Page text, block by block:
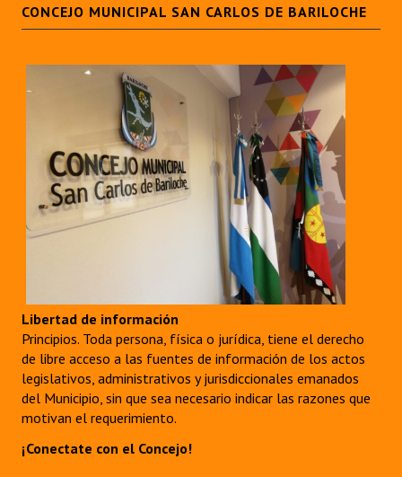
CONCEJO MUNICIPAL SAN CARLOS DE BARILOCHE
Libertad de información
Principios. Toda persona, física o jurídica, tiene el derecho
de libre acceso a las fuentes de información de los actos
legislativos, administrativos y jurisdiccionales emanados
del Municipio, sin que sea necesario indicar las razones que
motivan el requerimiento.
¡Conectate con el Concejo!